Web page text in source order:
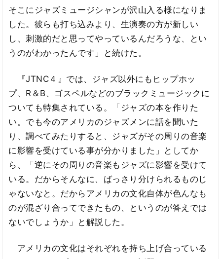
そこにジャズミュージシャンが沢山入る様になりま
した。彼らも打ち込みより、生演奏の方が新しい
し、刺激的だと思ってやっているんだろうな、とい
うのがわかったんです」と続けた。
『JTNC４』では、ジャズ以外にもヒップホッ
プ、R＆B、ゴスペルなどのブラックミュージックに
ついても特集されている。「ジャズの本を作りた
い。でも今のアメリカのジャズメンに話を聞いた
り、調べてみたりすると、ジャズがその周りの音楽
に影響を受けている事が分かりました」としてか
ら、「逆にその周りの音楽もジャズに影響を受けて
いる。だからそんなに、ばっさり分けられるものじ
ゃないなと。だからアメリカの文化自体が色んなも
のが混ざり合ってできたもの、というのが答えでは
ないでしょうか」と解説した。
アメリカの文化はそれぞれを持ち上げ合っている